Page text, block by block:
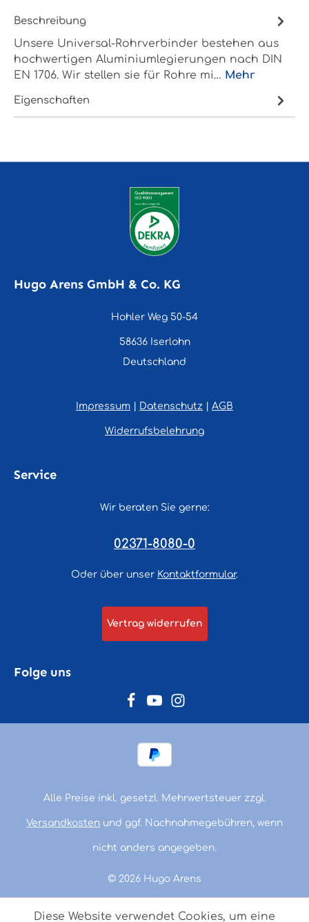
Beschreibung
Unsere Universal-Rohrverbinder bestehen aus
hochwertigen Aluminiumlegierungen nach DIN
EN 1706. Wir stellen sie für Rohre mi… Mehr
Eigenschaften
Hugo Arens GmbH & Co. KG
Hohler Weg 50-54
58636 Iserlohn
Deutschland
Impressum Datenschutz AGB
Widerrufsbelehrung
Service
Wir beraten Sie gerne:
02371-8080-0
Oder über unser Kontaktformular.
Vertrag widerrufen
Folge uns
© 2026 Hugo Arens
Alle Preise inkl. gesetzl. Mehrwertsteuer zzgl.
Versandkosten und ggf. Nachnahmegebühren, wenn
nicht anders angegeben.
Diese Website verwendet Cookies, um eine